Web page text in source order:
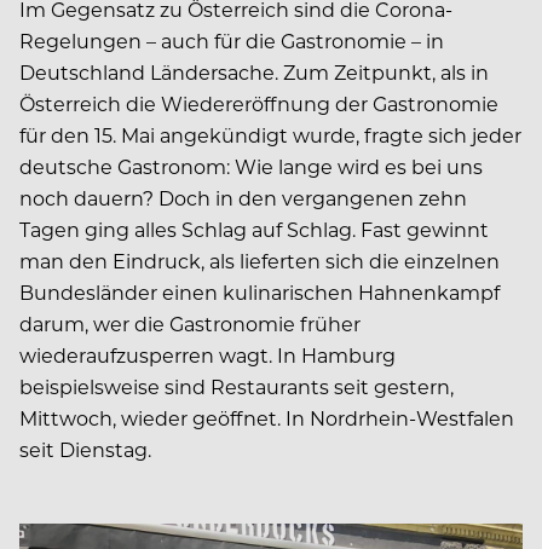
Im Gegensatz zu Österreich sind die Corona-
Regelungen – auch für die Gastronomie – in
Deutschland Ländersache. Zum Zeitpunkt, als in
Österreich die Wiedereröffnung der Gastronomie
für den 15. Mai angekündigt wurde, fragte sich jeder
deutsche Gastronom: Wie lange wird es bei uns
noch dauern? Doch in den vergangenen zehn
Tagen ging alles Schlag auf Schlag. Fast gewinnt
man den Eindruck, als lieferten sich die einzelnen
Bundesländer einen kulinarischen Hahnenkampf
darum, wer die Gastronomie früher
wiederaufzusperren wagt. In Hamburg
beispielsweise sind Restaurants seit gestern,
Mittwoch, wieder geöffnet. In Nordrhein-Westfalen
seit Dienstag.